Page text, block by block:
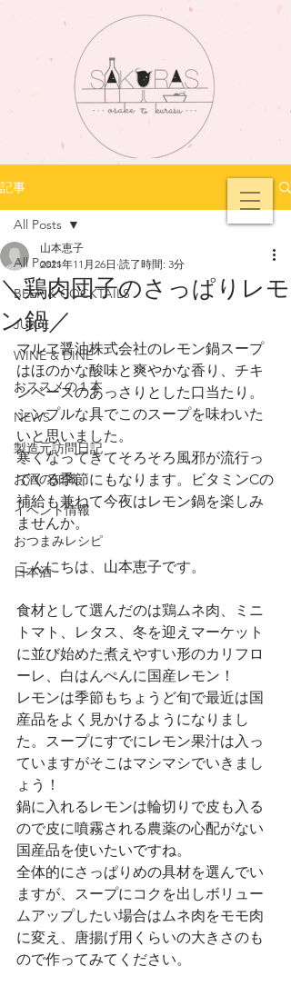
記事
All Posts
BEER & COCKTAILS
JUICE
WINE & DINE
おススメの１本
NEWS
製造元訪問日記
お酒の知識
イベント情報
おつまみレシピ
日本酒
All Posts
＼鶏肉団子のさっぱりレモ
ン鍋／
山本恵子
2021年11月26日 読了時間: 3分
マルヱ醤油株式会社のレモン鍋スープ
はほのかな酸味と爽やかな香り、チキ
ンベースのあっさりとした口当たり。
シンプルな具でこのスープを味わいた
いと思いました。
寒くなってきてそろそろ風邪が流行っ
てくる季節にもなります。ビタミンCの
補給も兼ねて今夜はレモン鍋を楽しみ
ませんか。
こんにちは、山本恵子です。
食材として選んだのは鶏ムネ肉、ミニ
トマト、レタス、冬を迎えマーケット
に並び始めた煮えやすい形のカリフロ
ーレ、白はんぺんに国産レモン！
レモンは季節もちょうど旬で最近は国
産品をよく見かけるようになりまし
た。スープにすでにレモン果汁は入っ
ていますがそこはマシマシでいきまし
ょう！
鍋に入れるレモンは輪切りで皮も入る
ので皮に噴霧される農薬の心配がない
国産品を使いたいですね。
全体的にさっぱりめの具材を選んでい
ますが、スープにコクを出しボリュー
ムアップしたい場合はムネ肉をモモ肉
に変え、唐揚げ用くらいの大きさのも
ので作ってみてください。